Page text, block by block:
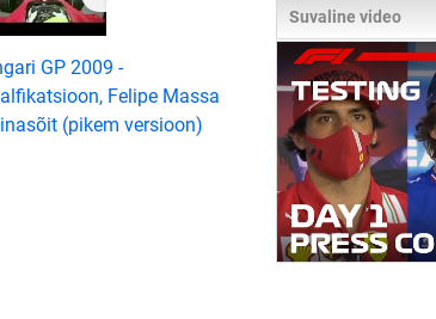
GP 2009 -
Felipe Massa
(pikem versioon)
Suvaline video